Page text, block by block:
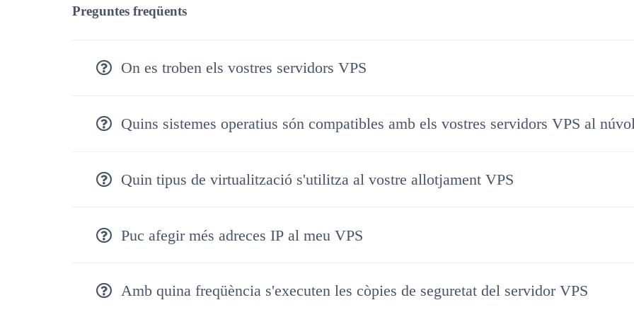
Preguntes freqüents
On es troben els vostres servidors VPS
Quins sistemes operatius són compatibles amb els vostres servidors VPS al
Quin tipus de virtualització s'utilitza al vostre allotjament VPS
Puc afegir més adreces IP al meu VPS
Amb quina freqüència s'executen les còpies de seguretat del servidor VPS